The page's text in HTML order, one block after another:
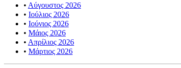
• Αύγουστος 2026
• Ιούλιος 2026
• Ιούνιος 2026
• Μάιος 2026
• Απρίλιος 2026
• Μάρτιος 2026